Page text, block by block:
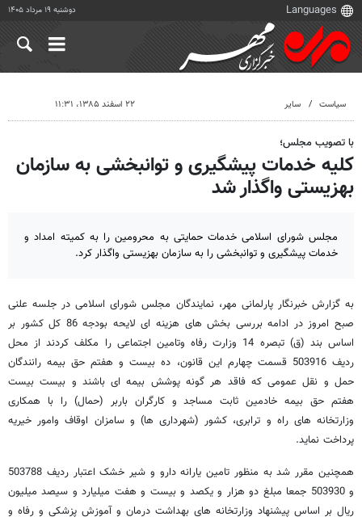
دوشنبه ۱۹ مرداد ۱۴۰۵
سیاست سایر ۲۲ اسفند ۱۳۸۵، ۱۱:۳۱
با تصویب مجلس؛
کلیه خدمات پیشگیری و توانبخشی به سازمان
بهزیستی واگذار شد
مجلس شورای اسلامی خدمات حمایتی به محرومین را به کمیته امداد و
خدمات پیشگیری و توانبخشی را به سازمان بهزیستی واگذار کرد.
به گزارش خبرنگار پارلمانی مهر، نمایندگان مجلس شورای اسلامی در جلسه علنی
صبح امروز در ادامه بررسی بخش های هزینه ای لایحه بودجه 86 کل کشور بر
اساس بند (ق) تبصره 14 وزارت رفاه وتامین اجتماعی را مکلف کردند از محل
ردیف 503916 قسمت چهارم این قانون، ده بیست و هفتم حق بیمه رانندگان
حمل و نقل عمومی که فاقد هر گونه پوشش بیمه ای باشند و بیست بیست
هفتم حق بیمه خادمین ثابت مساجد و کارگران باربر (حمال) را با همکاری
وزارتخانه های راه و ترابری، کشور (شهرداری ها) و سامزان اوقاف وامور خیریه
پرداخت نماید.
همچنین مقرر شد به منظور تامین یارانه دارو و شیر خشک اعتبار ردیف 503788
و 503930 جمعا مبلغ دو هزار و یکصد و بیست و هفت میلیارد و سیصد میلیون
ریال بر اساس پیشنهاد وزارتخانه های بهداشت درمان و آموزش پزشکی و رفاه و